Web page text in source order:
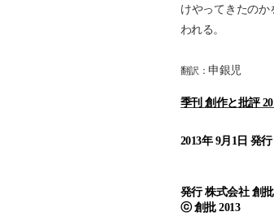
けやってきたの
われる。
翻訳：申銀児
季刊 創作と批評
2013年 9月1日 発行
発行 株式会社 創批
ⓒ 創批 2013